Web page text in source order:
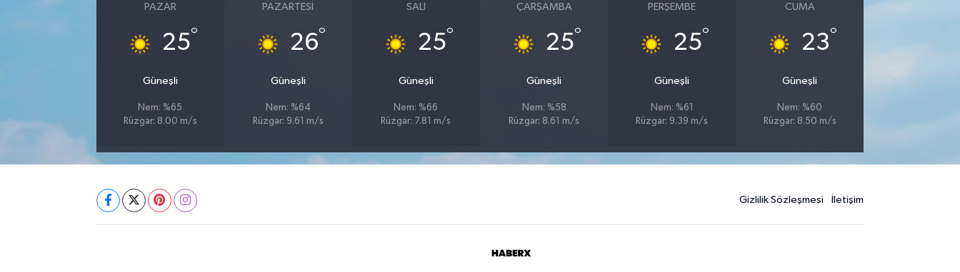
PAZAR
25°
Güneşli
Nem: %65
Rüzgar: 8.00 m/s
PAZARTESI
26°
Güneşli
Nem: %64
Rüzgar: 9.61 m/s
SALI
25°
Güneşli
Nem: %66
Rüzgar: 7.81 m/s
ÇARŞAMBA
25°
Güneşli
Nem: %58
Rüzgar: 8.61 m/s
PERŞEMBE
25°
Güneşli
Nem: %61
Rüzgar: 9.39 m/s
CUMA
23°
Güneşli
Nem: %60
Rüzgar: 8.50 m/s
Gizlilik Sözleşmesi İletişim